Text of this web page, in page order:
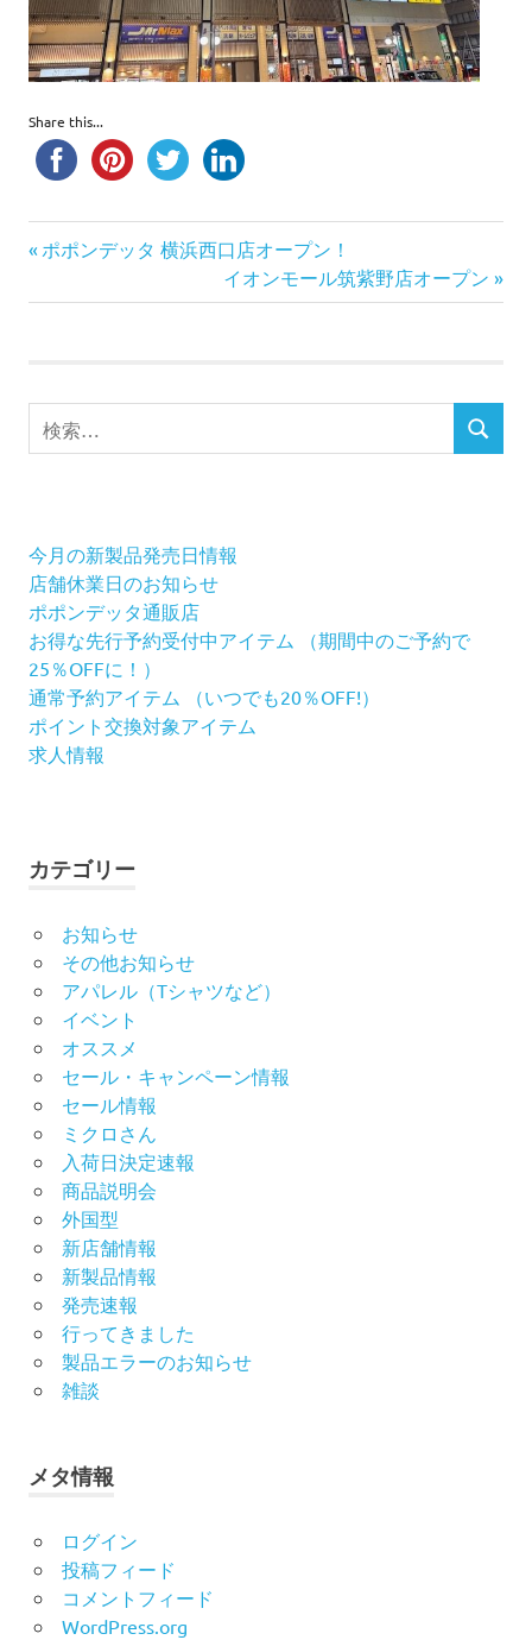
Share this...
投
稿
ビ
ゲ
シ
ョ
ン
前
記
ポポンデッタ 横浜西口店オープン！
次
の
イオンモール筑紫野店オープン
検
索
検
今月の新製品発売日情報
店舗休業日のお知らせ
ポポンデッタ通販店
お得な先行予約受付中アイテム （期間中のご予約で
25％OFFに！）
通常予約アイテム （いつでも20％OFF!）
ポイント交換対象アイテム
求人情報
カテゴリー
お知らせ
その他お知らせ
アパレル（Tシャツなど）
イベント
オススメ
セール・キャンペーン情報
セール情報
ミクロさん
入荷日決定速報
商品説明会
外国型
新店舗情報
新製品情報
発売速報
行ってきました
製品エラーのお知らせ
雑談
メタ情報
ログイン
投稿フィード
コメントフィード
WordPress.org